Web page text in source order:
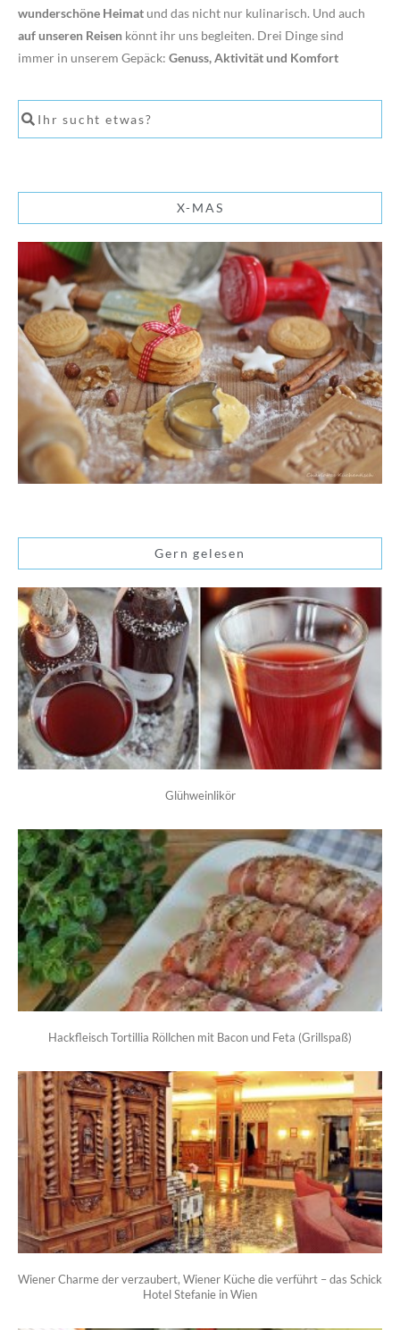
wunderschöne Heimat und das nicht nur kulinarisch. Und auch
auf unseren Reisen könnt ihr uns begleiten. Drei Dinge sind
immer in unserem Gepäck: Genuss, Aktivität und Komfort
X-MAS
Gern gelesen
Glühweinlikör
Hackfleisch Tortillia Röllchen mit Bacon und Feta (Grillspaß)
Wiener Charme der verzaubert, Wiener Küche die verführt – das Schick
Hotel Stefanie in Wien